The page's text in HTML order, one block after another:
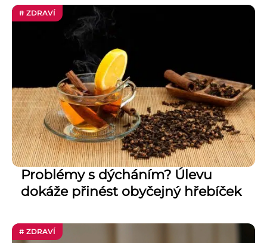
# ZDRAVÍ
Problémy s dýcháním? Úlevu
dokáže přinést obyčejný hřebíček
# ZDRAVÍ